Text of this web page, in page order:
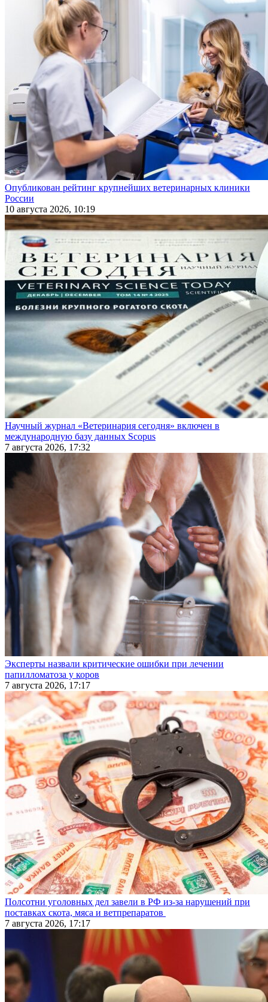
Опубликован рейтинг крупнейших ветеринарных клиники
России
10 августа 2026, 10:19
Научный журнал «Ветеринария сегодня» включен в
международную базу данных Scopus
7 августа 2026, 17:32
Эксперты назвали критические ошибки при лечении
папилломатоза у коров
7 августа 2026, 17:17
Полсотни уголовных дел завели в РФ из-за нарушений при
поставках скота, мяса и ветпрепаратов
7 августа 2026, 17:17